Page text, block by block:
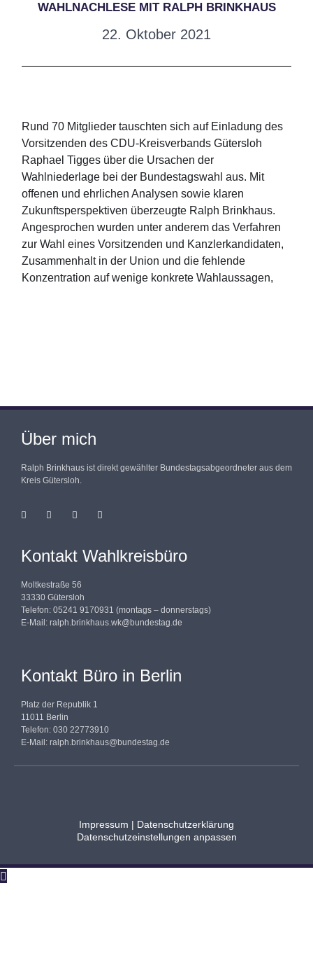
WAHLNACHLESE MIT RALPH BRINKHAUS
22. Oktober 2021
Rund 70 Mitglieder tauschten sich auf Einladung des
Vorsitzenden des CDU-Kreisverbands Gütersloh
Raphael Tigges über die Ursachen der
Wahlniederlage bei der Bundestagswahl aus. Mit
offenen und ehrlichen Analysen sowie klaren
Zukunftsperspektiven überzeugte Ralph Brinkhaus.
Angesprochen wurden unter anderem das Verfahren
zur Wahl eines Vorsitzenden und Kanzlerkandidaten,
Zusammenhalt in der Union und die fehlende
Konzentration auf wenige konkrete Wahlaussagen,
Über mich
Ralph Brinkhaus ist direkt gewählter Bundestagsabgeordneter aus dem
Kreis Gütersloh.
Kontakt Wahlkreisbüro
Moltkestraße 56
33330 Gütersloh
Telefon: 05241 9170931 (montags – donnerstags)
E-Mail: ralph.brinkhaus.wk@bundestag.de
Kontakt Büro in Berlin
Platz der Republik 1
11011 Berlin
Telefon: 030 22773910
E-Mail: ralph.brinkhaus@bundestag.de
Impressum | Datenschutzerklärung
Datenschutzeinstellungen anpassen